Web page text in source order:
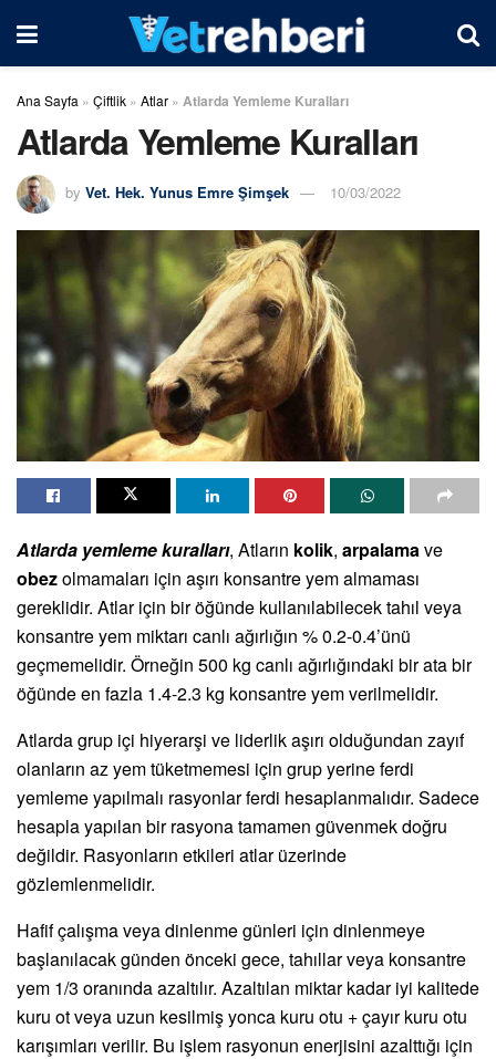
Ana Sayfa » Çiftlik » Atlar » Atlarda Yemleme Kuralları
Atlarda Yemleme Kuralları
by Vet. Hek. Yunus Emre Şimşek 10/03/2022
Atlarda yemleme kuralları, Atların kolik, arpalamave
obezolmamaları için aşırı konsantre yem almaması
gereklidir. Atlar için bir öğünde kullanılabilecek tahıl veya
konsantre yem miktarı canlı ağırlığın % 0.2-0.4’ünü
geçmemelidir. Örneğin 500 kg canlı ağırlığındaki bir ata bir
öğünde en fazla 1.4-2.3 kg konsantre yem verilmelidir.
Atlarda grup içi hiyerarşi ve liderlik aşırı olduğundan zayıf
olanların az yem tüketmemesi için grup yerine ferdi
yemleme yapılmalı rasyonlar ferdi hesaplanmalıdır. Sadece
hesapla yapılan bir rasyona tamamen güvenmek doğru
değildir. Rasyonların etkileri atlar üzerinde
gözlemlenmelidir.
Hafif çalışma veya dinlenme günleri için dinlenmeye
başlanılacak günden önceki gece, tahıllar veya konsantre
yem 1/3 oranında azaltılır. Azaltılan miktar kadar iyi kalitede
kuru ot veya uzun kesilmiş yonca kuru otu + çayır kuru otu
karışımları verilir. Bu işlem rasyonun enerjisini azalttığı için